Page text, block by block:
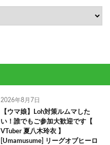
2026年8月7日
【ウマ娘】Loh対策ルムマした
い！誰でもご参加大歓迎です【
VTuber 夏八木玲衣 】
[Umamusume] リーグオブヒーロ